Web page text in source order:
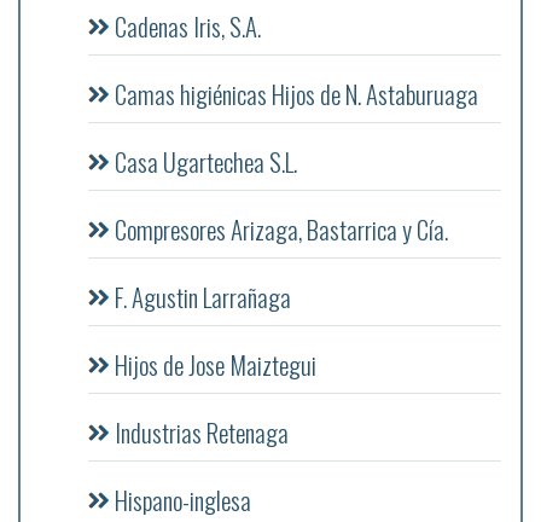
Cadenas Iris, S.A.
Camas higiénicas Hijos de N. Astaburuaga
Casa Ugartechea S.L.
Compresores Arizaga, Bastarrica y Cía.
F. Agustin Larrañaga
Hijos de Jose Maiztegui
Industrias Retenaga
Hispano-inglesa